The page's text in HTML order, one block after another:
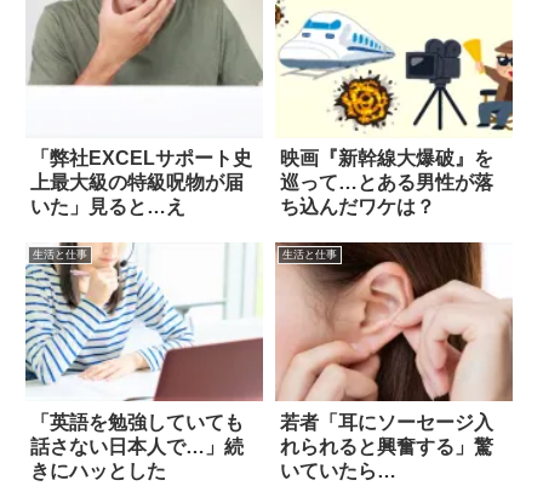
「弊社EXCELサポート史
上最大級の特級呪物が届
いた」見ると…え
映画『新幹線大爆破』を
巡って…とある男性が落
ち込んだワケは？
生活と仕事
「英語を勉強していても
話さない日本人で…」続
きにハッとした
生活と仕事
若者「耳にソーセージ入
れられると興奮する」驚
いていたら…